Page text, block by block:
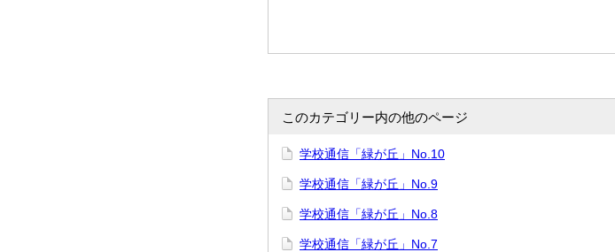
このカテゴリー内の他のページ
学校通信「緑が丘」No.10
学校通信「緑が丘」No.9
学校通信「緑が丘」No.8
学校通信「緑が丘」No.7